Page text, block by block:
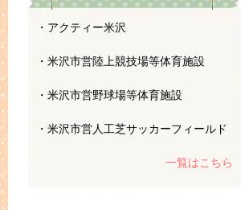
・アクティー米沢
・米沢市営陸上競技場等体育施設
・米沢市営野球場等体育施設
・米沢市営人工芝サッカーフィールド
一覧はこちら